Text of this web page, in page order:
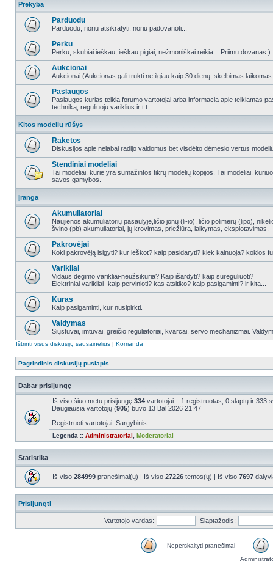
Prekyba
Parduodu
Parduodu, noriu atsikratyti, noriu padovanoti...
Perku
Perku, skubiai ieškau, ieškau pigiai, nežmoniškai reikia... Priimu dovanas:)
Aukcionai
Aukcionai (Aukcionas gali trukti ne ilgiau kaip 30 dienų, skelbimas
Paslaugos
Paslaugos kurias teikia forumo vartotojai arba informacia apie teikiamas
techniką, reguliuoju variklius ir t.t.
Kitos modelių rūšys
Raketos
Diskusijos apie nelabai radijo valdomus bet visdėlto dėmesio vertus
Stendiniai modeliai
Tai modeliai, kurie yra sumažintos tikrų modelių kopijos. Tai modeliai,
savos gamybos.
Įranga
Akumuliatoriai
Naujienos akumuliatorių pasaulyje,ličio jonų (li-io), ličio polimerų (lipo),
švino (pb) akumuliatoriai, jų krovimas, priežiūra, laikymas, eksplotavimas.
Pakrovėjai
Koki pakrovėją isigyti? kur ieškot? kaip pasidaryti? kiek kainuoja? kokios
Varikliai
Vidaus degimo varikliai-neužsikuria? Kaip išardyti? kaip sureguliuoti?
Elektriniai varikliai- kaip pervinioti? kas atsitiko? kaip pasigaminti? ir kita...
Kuras
Kaip pasigaminti, kur nusipirkti.
Valdymas
Siųstuvai, imtuvai, greičio reguliatoriai, kvarcai, servo mechanizmai.
Ištrinti visus diskusijų sausainėlius | Komanda
Pagrindinis diskusijų puslapis
Dabar prisijungę
Iš viso šiuo metu prisijungę 334 vartotojai :: 1 registruotas, 0 slaptų ir 333
Daugiausia vartotojų (905) buvo 13 Bal 2026 21:47
Registruoti vartotojai: Sargybinis
Legenda :: Administratoriai Moderatoriai
Statistika
Iš viso 284999 pranešimai(ų) | Iš viso 27226 temos(ų) | Iš viso 7697
Prisijungti
Vartotojo vardas: Slaptažodis:
Neperskaityti pranešimai